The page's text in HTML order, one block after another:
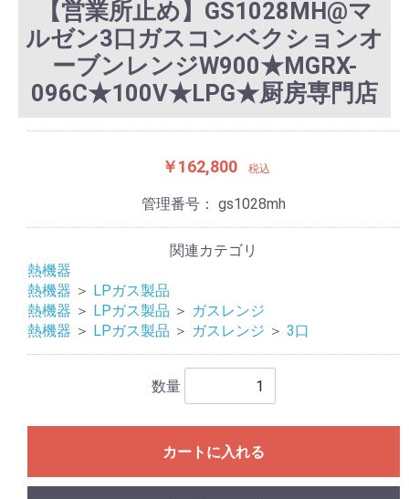
【営業所止め】GS1028MH@マ
ルゼン3口ガスコンベクションオ
ーブンレンジW900★MGRX-
096C★100V★LPG★厨房専門店
￥162,800 税込
管理番号： gs1028mh
関連カテゴリ
熱機器
熱機器 ＞ LPガス製品
熱機器 ＞ LPガス製品 ＞ ガスレンジ
熱機器 ＞ LPガス製品 ＞ ガスレンジ ＞ 3口
数量
カートに入れる